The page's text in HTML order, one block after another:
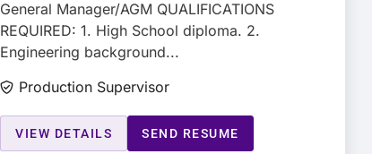
General Manager/AGM QUALIFICATIONS
REQUIRED: 1. High School diploma. 2.
Engineering background...
Production Supervisor
VIEW DETAILS SEND RESUME